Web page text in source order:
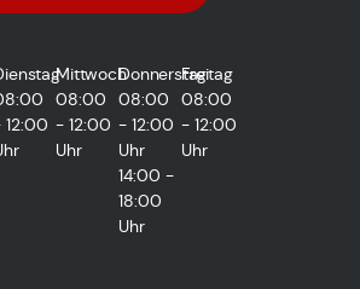
12:00
Mittwoch
08:00
- 12:00
Uhr
Donnerstag
08:00
- 12:00
Uhr
14:00 -
18:00
Uhr
Freitag
08:00
- 12:00
Uhr